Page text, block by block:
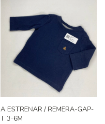
A ESTRENAR / REMERA-GAP-
T 3-6M